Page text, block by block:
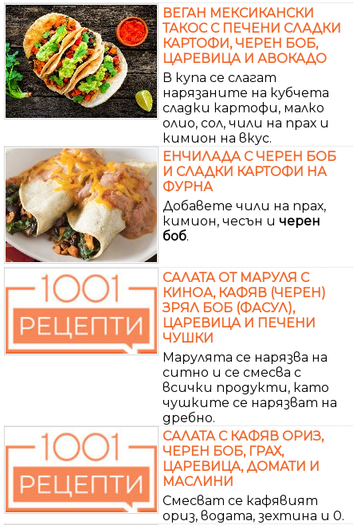
ВЕГАН МЕКСИКАНСКИ
ТАКОС С ПЕЧЕНИ СЛАДКИ
КАРТОФИ, ЧЕРЕН БОБ,
ЦАРЕВИЦА И АВОКАДО
В купа се слагат
нарязаните на кубчета
сладки картофи, малко
олио, сол, чили на прах и
кимион на вкус.
ЕНЧИЛАДА С ЧЕРЕН БОБ
И СЛАДКИ КАРТОФИ НА
ФУРНА
Добавете чили на прах,
кимион, чесън и черен
боб.
САЛАТА ОТ МАРУЛЯ С
КИНОА, КАФЯВ (ЧЕРЕН)
ЗРЯЛ БОБ (ФАСУЛ),
ЦАРЕВИЦА И ПЕЧЕНИ
ЧУШКИ
Марулята се нарязва на
ситно и се смесва с
всички продукти, като
чушките се нарязват на
дребно.
САЛАТА С КАФЯВ ОРИЗ,
ЧЕРЕН БОБ, ГРАХ,
ЦАРЕВИЦА, ДОМАТИ И
МАСЛИНИ
Смесват се кафявият
ориз, водата, зехтина и 0.